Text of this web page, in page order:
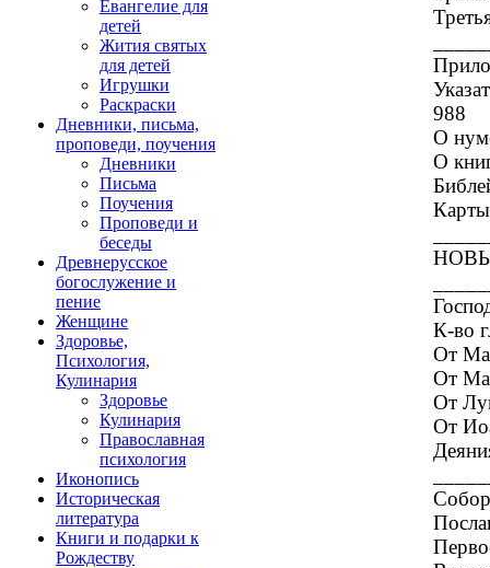
Евангелие для
детей
Жития святых
для детей
Игрушки
Раскраски
Дневники, письма,
проповеди, поучения
Дневники
Письма
Поучения
Проповеди и
беседы
Древнерусское
богослужение и
пение
Женщине
Здоровье,
Психология,
Кулинария
Здоровье
Кулинария
Православная
психология
Иконопись
Историческая
литература
Книги и подарки к
Рождеству
988
О
О
К-во
От
От
От
От